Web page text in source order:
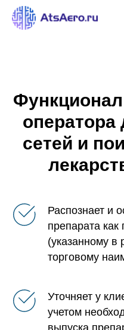
оператора
сетей и
Распознает и
препарата
(указанному в
торговому
Уточняет у
учетом
выпуска